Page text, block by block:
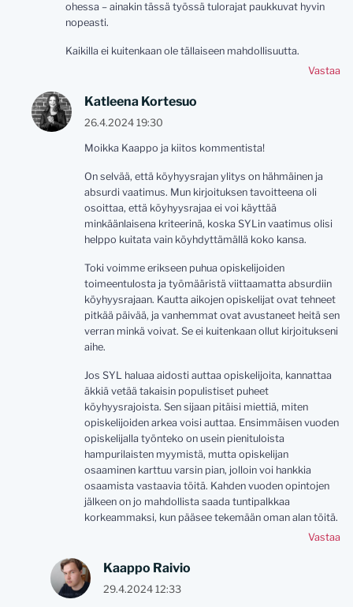
ohessa – ainakin tässä työssä tulorajat paukkuvat hyvin
nopeasti.
Kaikilla ei kuitenkaan ole tällaiseen mahdollisuutta.
Vastaa
Katleena Kortesuo
26.4.2024 19:30
Moikka Kaappo ja kiitos kommentista!
On selvää, että köyhyysrajan ylitys on hähmäinen ja
absurdi vaatimus. Mun kirjoituksen tavoitteena oli
osoittaa, että köyhyysrajaa ei voi käyttää
minkäänlaisena kriteerinä, koska SYLin vaatimus olisi
helppo kuitata vain köyhdyttämällä koko kansa.
Toki voimme erikseen puhua opiskelijoiden
toimeentulosta ja työmääristä viittaamatta absurdiin
köyhyysrajaan. Kautta aikojen opiskelijat ovat tehneet
pitkää päivää, ja vanhemmat ovat avustaneet heitä sen
verran minkä voivat. Se ei kuitenkaan ollut kirjoitukseni
aihe.
Jos SYL haluaa aidosti auttaa opiskelijoita, kannattaa
äkkiä vetää takaisin populistiset puheet
köyhyysrajoista. Sen sijaan pitäisi miettiä, miten
opiskelijoiden arkea voisi auttaa. Ensimmäisen vuoden
opiskelijalla työnteko on usein pienituloista
hampurilaisten myymistä, mutta opiskelijan
osaaminen karttuu varsin pian, jolloin voi hankkia
osaamista vastaavia töitä. Kahden vuoden opintojen
jälkeen on jo mahdollista saada tuntipalkkaa
korkeammaksi, kun pääsee tekemään oman alan töitä.
Vastaa
Kaappo Raivio
29.4.2024 12:33